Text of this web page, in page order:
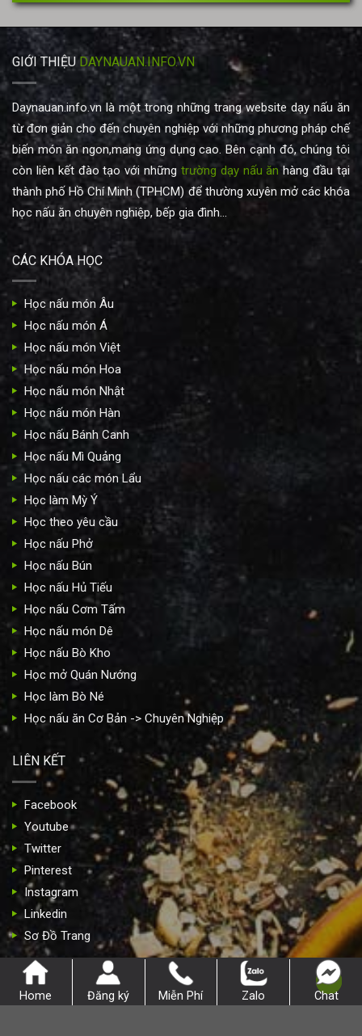
GIỚI THIỆUDAYNAUAN.INFO.VN
Daynauan.info.vn là một trong những trang website dạy nấu ăn
từ đơn giản cho đến chuyên nghiệp với những phương pháp chế
biến món ăn ngon,mang ứng dụng cao. Bên cạnh đó, chúng tôi
còn liên kết đào tạo với những trường dạy nấu ăn hàng đầu tại
thành phố Hồ Chí Minh (TPHCM) để thường xuyên mở các khóa
học nấu ăn chuyên nghiệp, bếp gia đình...
CÁC KHÓA HỌC
Học nấu món Âu
Học nấu món Á
Học nấu món Việt
Học nấu món Hoa
Học nấu món Nhật
Học nấu món Hàn
Học nấu Bánh Canh
Học nấu Mì Quảng
Học nấu các món Lẩu
Học làm Mỳ Ý
Học theo yêu cầu
Học nấu Phở
Học nấu Bún
Học nấu Hủ Tiếu
Học nấu Cơm Tấm
Học nấu món Dê
Học nấu Bò Kho
Học mở Quán Nướng
Học làm Bò Né
Học nấu ăn Cơ Bản -> Chuyên Nghiệp
LIÊN KẾT
Facebook
Youtube
Twitter
Pinterest
Instagram
Linkedin
Sơ Đồ Trang
Copyright 2026 © daynauan.info.vn. All Rights Reserved.
Home Đăng ký Miễn Phí Zalo Chat